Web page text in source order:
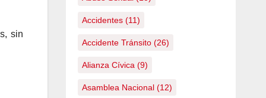
sin
Accidentes(11)
Accidente Tránsito(26)
Alianza Cívica (9)
Asamblea Nacional(12)